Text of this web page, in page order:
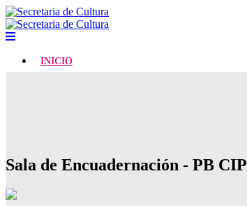
INICIO
Sala de Encuadernación - PB CIP